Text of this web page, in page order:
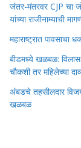
जंतर-मंतरवर CJP चा
यांच्या राजीनाम्याची
महाराष्ट्रात
बीडमध्ये खळबळ:
चौकशी तर महिलेच्या
अंबडचे तहसीलदार
खळबळ